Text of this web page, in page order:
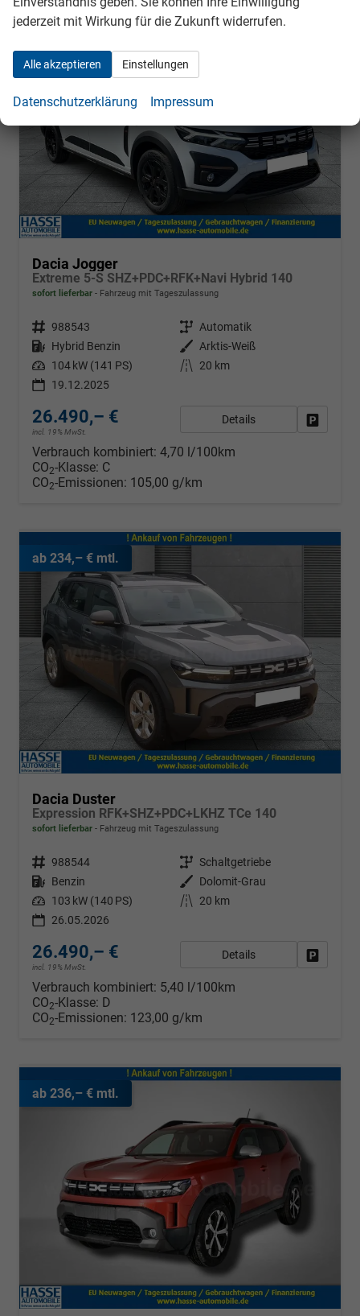
ab 234,– € mtl.
Dacia Jogger
Extreme 5-S SHZ+PDC+RFK+Navi Hybrid 140
sofort lieferbar Fahrzeug mit Tageszulassung
Fahrzeugnr. 988543 Getriebe Automatik
Kraftstoff Hybrid Benzin Außenfarbe
Arktis-Weiß
Leistung 104 kW (141 PS) Kilometerstand
20 km
19.12.2025
26.490,– €
incl. 19% MwSt.
Details
Verbrauch kombiniert: 4,70 l/100km
CO2-Klasse: C
CO2-Emissionen: 105,00 g/km
ab 234,– € mtl.
Dacia Duster
Expression RFK+SHZ+PDC+LKHZ TCe 140
sofort lieferbar Fahrzeug mit Tageszulassung
Fahrzeugnr. 988544 Getriebe Schaltgetriebe
Kraftstoff Benzin Außenfarbe
Dolomit-Grau
Leistung 103 kW (140 PS) Kilometerstand
20 km
26.05.2026
26.490,– €
incl. 19% MwSt.
Details
Verbrauch kombiniert: 5,40 l/100km
CO2-Klasse: D
CO2-Emissionen: 123,00 g/km
ab 236,– € mtl.
jederzeit mit Wirkung für die Zukunft widerrufen.
Alle akzeptieren Einstellungen
Datenschutzerklärung Impressum